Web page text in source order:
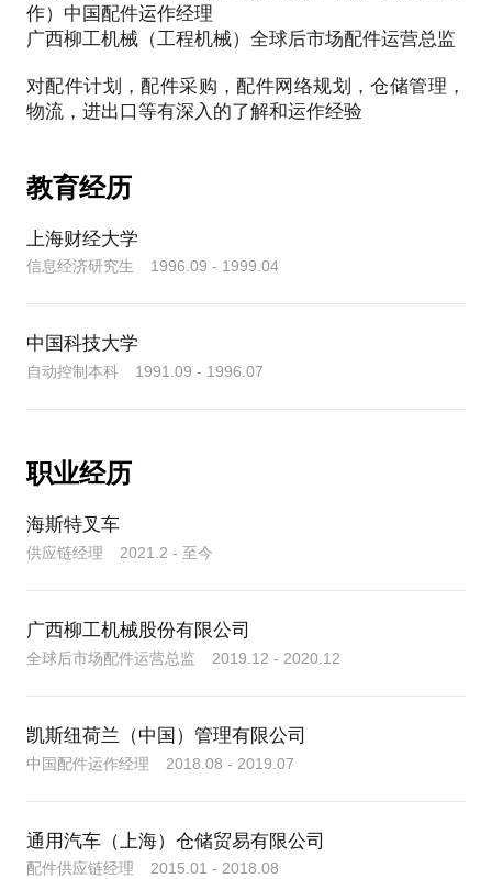
作）中国配件运作经理
广西柳工机械（工程机械）全球后市场配件运营总监
对配件计划，配件采购，配件网络规划，仓储管理，
教育经历
上海财经大学
信息经济研究生 1996.09 - 1999.04
中国科技大学
自动控制本科 1991.09 - 1996.07
职业经历
海斯特叉车
供应链经理 2021.2 - 至今
广西柳工机械股份有限公司
全球后市场配件运营总监 2019.12 - 2020.12
凯斯纽荷兰（中国）管理有限公司
中国配件运作经理 2018.08 - 2019.07
通用汽车（上海）仓储贸易有限公司
配件供应链经理 2015.01 - 2018.08